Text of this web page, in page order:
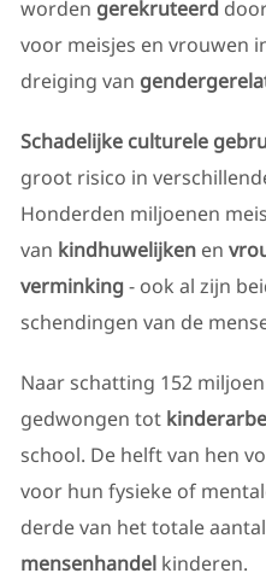
worden gerekruteerd
voor meisjes en vrouwen
dreiging van
Schadelijke culturele
groot risico in
Honderden miljoenen
van kindhuwelijken en
verminking- ook al zijn
schendingen van de
Naar schatting 152
gedwongen tot
school. De helft van hen
voor hun fysieke of
derde van het totale
mensenhandel kinderen.